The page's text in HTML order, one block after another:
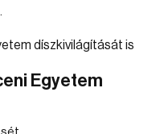
Egyetem